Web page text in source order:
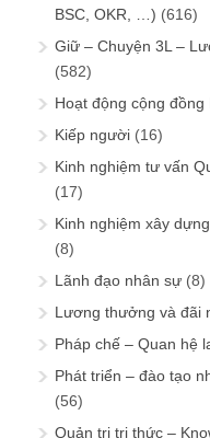
BSC, OKR, …) (616)
Giữ – Chuyện 3L –
(582)
Hoạt động cộng đồng
Kiếp người (16)
Kinh nghiệm tư vấn
(17)
Kinh nghiệm xây
(8)
Lãnh đạo nhân sự (8)
Lương thưởng và đãi
Pháp chế – Quan hệ
Phát triển – đào tạo
(56)
Quản trị tri thức –